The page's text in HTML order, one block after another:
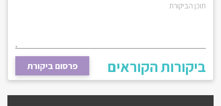
תוכן הביקורת
פרסום ביקורת ביקורות הקוראים